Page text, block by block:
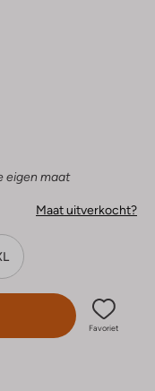
eigen maat
Maat uitverkocht?
Favoriet